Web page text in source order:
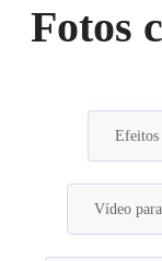
Fotos
Vídeo